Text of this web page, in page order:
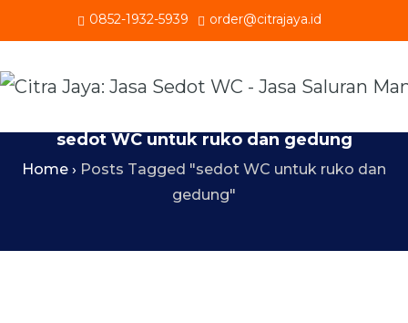
0852-1932-5939 order@citrajaya.id
sedot WC untuk ruko dan gedung
Home › Posts Tagged "sedot WC untuk ruko dan
gedung"